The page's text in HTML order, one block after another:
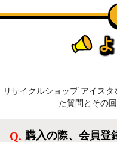
リサイクルショップ アイス
た質問とその
購入の際、会員登